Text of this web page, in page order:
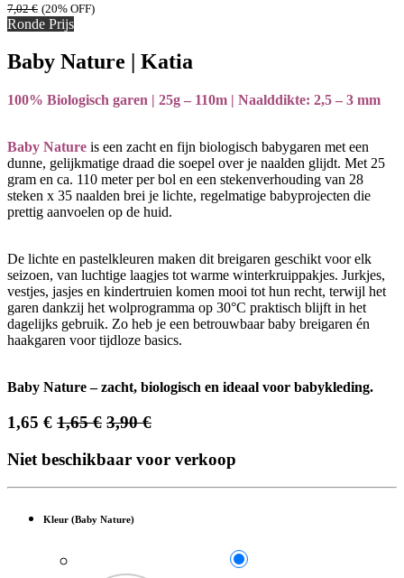
7,02€ (20% OFF)
Ronde Prijs
Baby Nature | Katia
100% Biologisch garen | 25g – 110m | Naalddikte: 2,5 – 3 mm
Baby Nature is een zacht en fijn biologisch babygaren met een
dunne, gelijkmatige draad die soepel over je naalden glijdt. Met 25
gram en ca. 110 meter per bol en een stekenverhouding van 28
steken x 35 naalden brei je lichte, regelmatige babyprojecten die
prettig aanvoelen op de huid.
De lichte en pastelkleuren maken dit breigaren geschikt voor elk
seizoen, van luchtige laagjes tot warme winterkruippakjes. Jurkjes,
vestjes, jasjes en kindertruien komen mooi tot hun recht, terwijl het
garen dankzij het wolprogramma op 30°C praktisch blijft in het
dagelijks gebruik. Zo heb je een betrouwbaar baby breigaren én
haakgaren voor tijdloze basics.
Baby Nature – zacht, biologisch en ideaal voor babykleding.
1,65 € 1,65€ 3,90€
Niet beschikbaar voor verkoop
Kleur (Baby Nature)